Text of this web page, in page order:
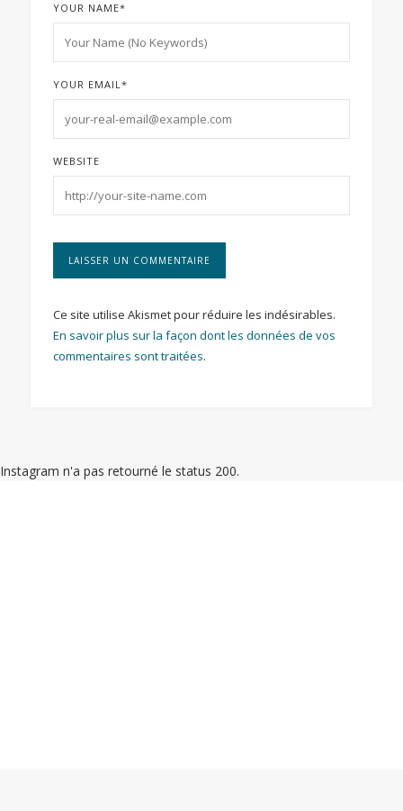
YOUR NAME*
YOUR EMAIL *
WEBSITE
Ce site utilise Akismet pour réduire les indésirables.
En savoir plus sur la façon dont les données de vos
commentaires sont traitées.
Instagram n'a pas retourné le status 200.